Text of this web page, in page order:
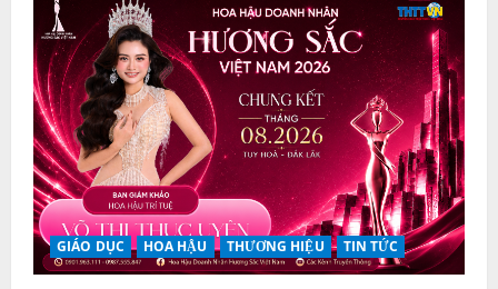
Sau thời gian vắng bóng, Hoa hậu Trí tuệ Võ Thị Thục
Uyên trở lại với vai trò mới
admin 10 Tháng 8, 2026